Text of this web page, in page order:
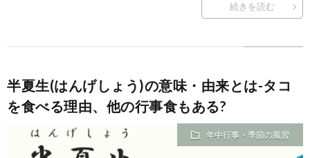
続きを読む
半夏生(はんげしょう)の意味・由来とは-タコ
を食べる理由、他の行事食もある?
年中行事・季節の風習